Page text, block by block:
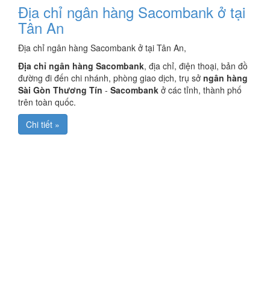
Địa chỉ ngân hàng Sacombank ở tại
Tân An
Địa chỉ ngân hàng Sacombank ở tại Tân An,
Địa chỉ ngân hàng Sacombank, địa chỉ, điện thoại, bản đồ
đường đi đến chi nhánh, phòng giao dịch, trụ sở ngân hàng
Sài Gòn Thương Tín - Sacombank ở các tỉnh, thành phố
trên toàn quốc.
Chi tiết »